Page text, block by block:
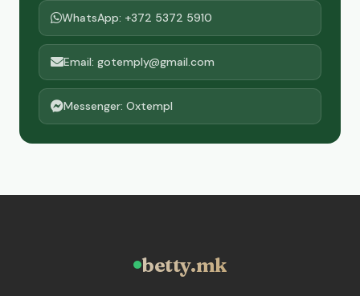
WhatsApp: +372 5372 5910
Email: gotemply@gmail.com
Messenger: Oxtempl
betty.mk